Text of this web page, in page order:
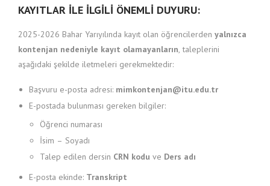
KAYITLAR İLE İLGİLİ ÖNEMLİ DUYURU:
2025-2026 Bahar Yarıyılında kayıt olan öğrencilerden yalnızca
kontenjan nedeniyle kayıt olamayanların, taleplerini
aşağıdaki şekilde iletmeleri gerekmektedir:
Başvuru e-posta adresi: mimkontenjan@itu.edu.tr
E-postada bulunması gereken bilgiler:
Öğrenci numarası
İsim – Soyadı
Talep edilen dersin CRN kodu ve Ders adı
E-posta ekinde: Transkript